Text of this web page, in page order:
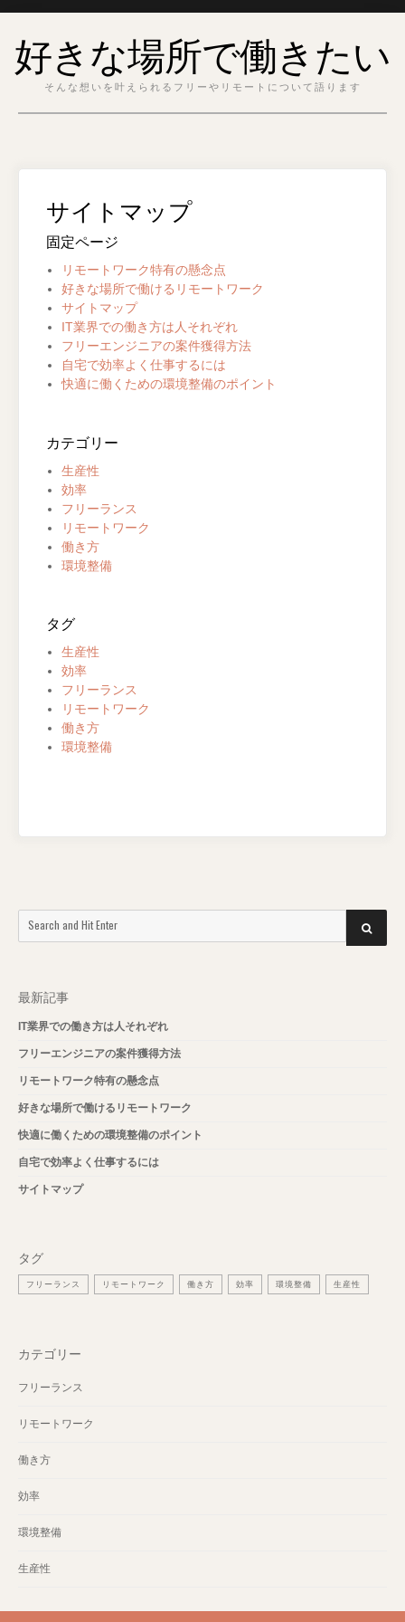
content好きな場所で働きたい
そんな想いを叶えられるフリーやリモートについて語ります
サイトマップ
固定ページ
リモートワーク特有の懸念点
好きな場所で働けるリモートワーク
サイトマップ
IT業界での働き方は人それぞれ
フリーエンジニアの案件獲得方法
自宅で効率よく仕事するには
快適に働くための環境整備のポイント
カテゴリー
生産性
効率
フリーランス
リモートワーク
働き方
環境整備
タグ
生産性
効率
フリーランス
リモートワーク
働き方
環境整備
SEARCH
最新記事
IT業界での働き方は人それぞれ
フリーエンジニアの案件獲得方法
リモートワーク特有の懸念点
好きな場所で働けるリモートワーク
快適に働くための環境整備のポイント
自宅で効率よく仕事するには
サイトマップ
タグ
フリーランス リモートワーク 働き方 効率 環境整備 生産性
カテゴリー
フリーランス
リモートワーク
働き方
効率
環境整備
生産性